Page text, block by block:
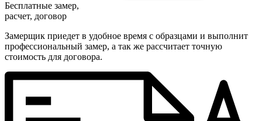
Бесплатные замер,
расчет, договор
Замерщик приедет в удобное время с образцами и выполнит
профессиональный замер, а так же рассчитает точную
стоимость для договора.